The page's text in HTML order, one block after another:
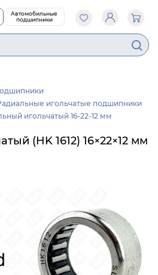
Автомобильные
подшипники
игольчатые подшипники
игольчатый 16-22-12 мм
(HK 1612) 16×22×12 мм